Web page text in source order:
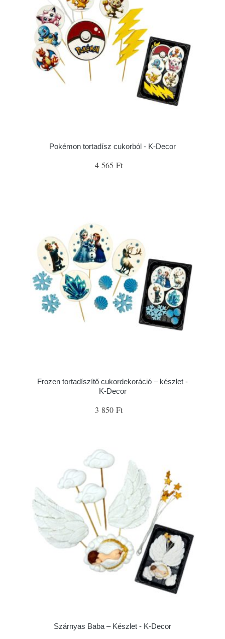
Pokémon tortadísz cukorból - K-Decor
4 565 Ft
Frozen tortadíszítő cukordekoráció – készlet -
K-Decor
3 850 Ft
Szárnyas Baba – Készlet - K-Decor